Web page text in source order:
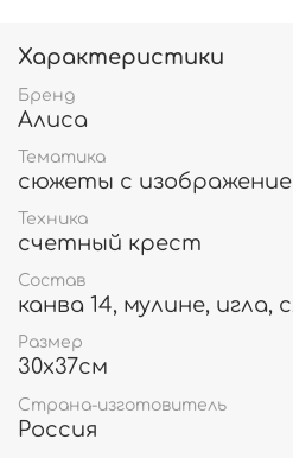
Характеристики
Бренд
Алиса
Тематика
сюжеты с
Техника
счетный крест
Состав
канва 14, мулине, игла,
Размер
30х37см
Страна-изготовитель
Россия